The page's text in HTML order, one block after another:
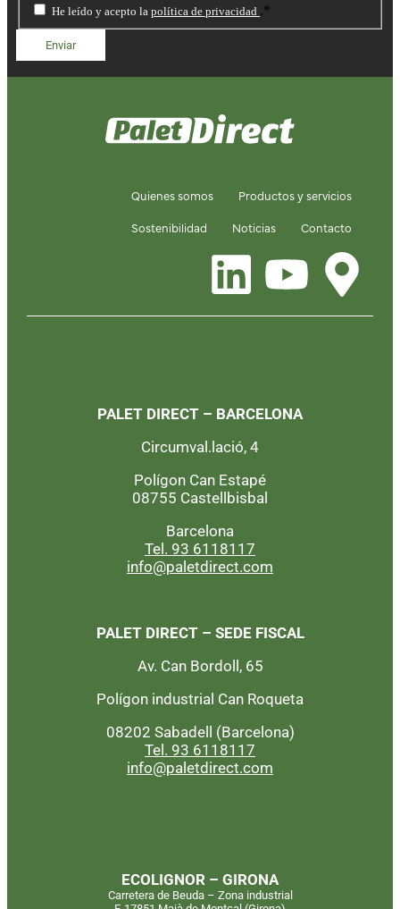
He leído y acepto la política de privacidad .*
Quienes somos
Productos y servicios
Sostenibilidad
Noticias Contacto
PALET DIRECT – BARCELONA
Circumval.lació, 4
Polígon Can Estapé
08755 Castellbisbal
Barcelona
Tel. 93 6118117
info@paletdirect.com
PALET DIRECT – SEDE FISCAL
Av. Can Bordoll, 65
Polígon industrial Can Roqueta
08202 Sabadell (Barcelona)
Tel. 93 6118117
info@paletdirect.com
ECOLIGNOR – GIRONA
Carretera de Beuda – Zona industrial